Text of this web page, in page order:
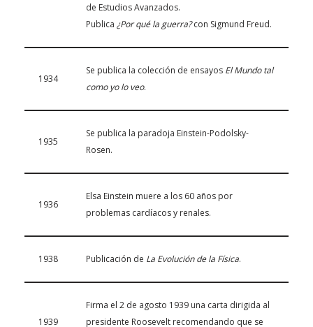
de Estudios Avanzados.
Publica ¿Por qué la guerra?con Sigmund Freud.
1934
Se publica la colección de ensayos El Mundo tal
como yo lo veo.
1935
Se publica la paradoja Einstein-Podolsky-
Rosen.
1936
Elsa Einstein muere a los 60 años por
problemas cardíacos y renales.
1938 Publicación de La Evolución de la Física.
1939
Firma el 2 de agosto 1939 una carta dirigida al
presidente Roosevelt recomendando que se